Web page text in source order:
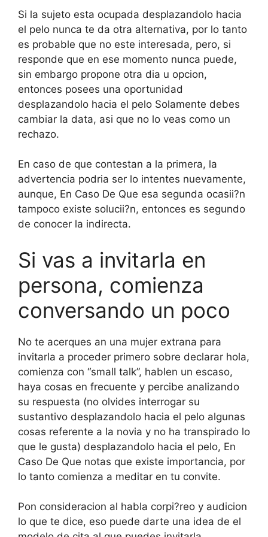
Si la sujeto esta ocupada desplazandolo hacia
el pelo nunca te da otra alternativa, por lo tanto
es probable que no este interesada, pero, si
responde que en ese momento nunca puede,
sin embargo propone otra dia u opcion,
entonces posees una oportunidad
desplazandolo hacia el pelo Solamente debes
cambiar la data, asi que no lo veas como un
rechazo.
En caso de que contestan a la primera, la
advertencia podri­a ser lo intentes nuevamente,
aunque, En Caso De Que esa segunda ocasii?n
tampoco existe solucii?n, entonces es segundo
de conocer la indirecta.
Si vas a invitarla en
persona, comienza
conversando un poco
No te acerques an una mujer extrana para
invitarla a proceder primero sobre declarar hola,
comienza con “small talk”, hablen un escaso,
haya cosas en frecuente y percibe analizando
su respuesta (no olvides interrogar su
sustantivo desplazandolo hacia el pelo algunas
cosas referente a la novia y no ha transpirado lo
que le gusta) desplazandolo hacia el pelo, En
Caso De Que notas que existe importancia, por
lo tanto comienza a meditar en tu convite.
Pon consideracion al habla corpi?reo y audicion
lo que te dice, eso puede darte una idea de el